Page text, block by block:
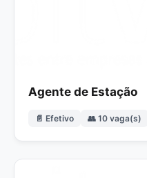
Agente de Estação
📄 Efetivo 👥 10 vaga(s)